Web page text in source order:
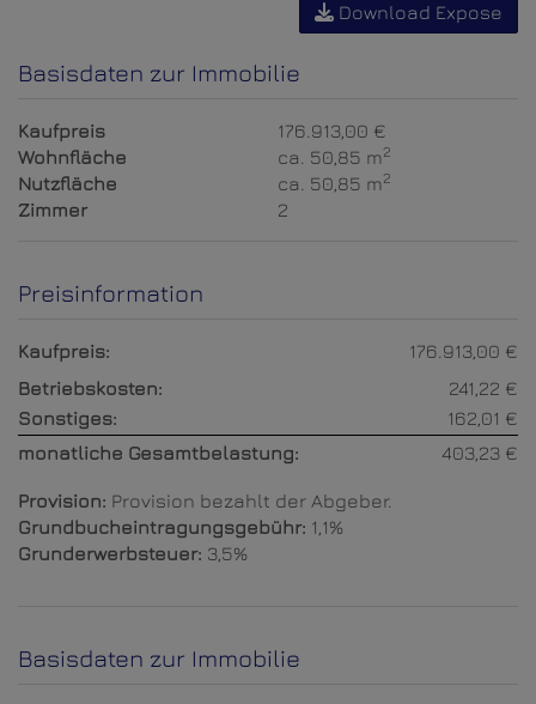
Download Expose
Basisdaten zur Immobilie
Kaufpreis
176.913,00 €
Wohnfläche
ca. 50,85 m2
Nutzfläche ca. 50,85 m2
Zimmer 2
Preisinformation
Kaufpreis:
176.913,00 €
Betriebskosten:
241,22 €
Sonstiges:
162,01 €
monatliche Gesamtbelastung:
403,23 €
Provision: Provision bezahlt der Abgeber.
Grundbucheintragungsgebühr: 1,1%
Grunderwerbsteuer: 3,5%
Basisdaten zur Immobilie